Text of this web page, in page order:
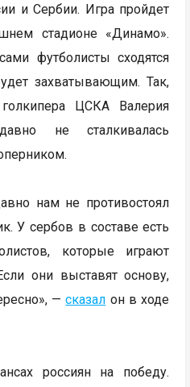
и Сербии. Игра пройдет
стадионе «Динамо».
футболисты сходятся
захватывающим. Так,
ЦСКА Валерия
не сталкивалась
нам не противостоял
У сербов в составе есть
которые играют
они выставят основу,
—сказал он в ходе
россиян на победу.